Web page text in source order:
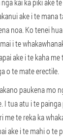
kai ka piki ake
ake i te mana
noa. Ko tenei
i te
ake i te kaha
o te mate erectile.
paukena mo
I tua atu i te
me te reka ka
ake i te mahi o te